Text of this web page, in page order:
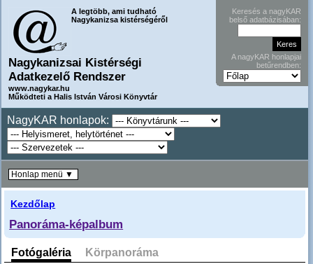
A legtöbb, ami tudható
Nagykanizsa kistérségéről
Nagykanizsai Kistérségi
Adatkezelő Rendszer
www.nagykar.hu
Működteti a Halis István Városi Könyvtár
Keresés a nagyKAR
belső adatbázisában:
A nagyKAR honlapjai
betűrendben:
NagyKAR honlapok:
Kezdőlap
Panoráma-képalbum
Fotógaléria Körpanoráma
Honlap menü ▼